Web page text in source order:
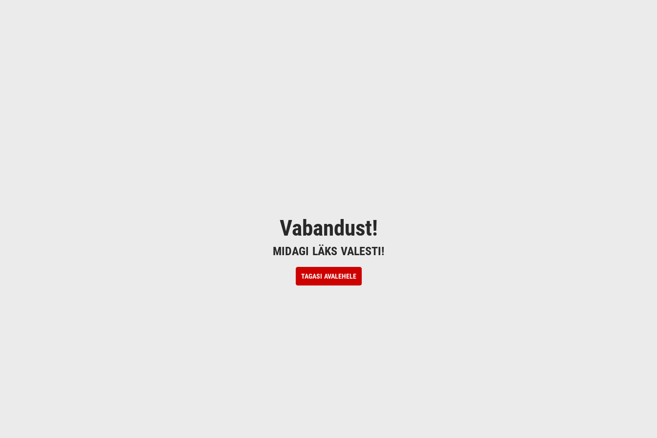
Vabandust!
MIDAGI LÄKS VALESTI!
TAGASI AVALEHELE